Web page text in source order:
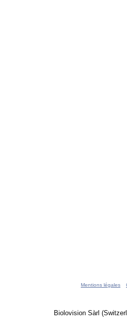
Mentions légales
Biolovision Sàrl